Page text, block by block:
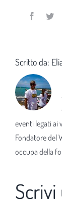
Scritto da:
eventi legati ai
Fondatore del
occupa della